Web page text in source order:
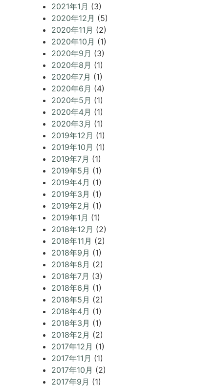
2021年1月 (3)
2020年12月 (5)
2020年11月 (2)
2020年10月 (1)
2020年9月 (3)
2020年8月 (1)
2020年7月 (1)
2020年6月 (4)
2020年5月 (1)
2020年4月 (1)
2020年3月 (1)
2019年12月 (1)
2019年10月 (1)
2019年7月 (1)
2019年5月 (1)
2019年4月 (1)
2019年3月 (1)
2019年2月 (1)
2019年1月 (1)
2018年12月 (2)
2018年11月 (2)
2018年9月 (1)
2018年8月 (2)
2018年7月 (3)
2018年6月 (1)
2018年5月 (2)
2018年4月 (1)
2018年3月 (1)
2018年2月 (2)
2017年12月 (1)
2017年11月 (1)
2017年10月 (2)
2017年9月 (1)